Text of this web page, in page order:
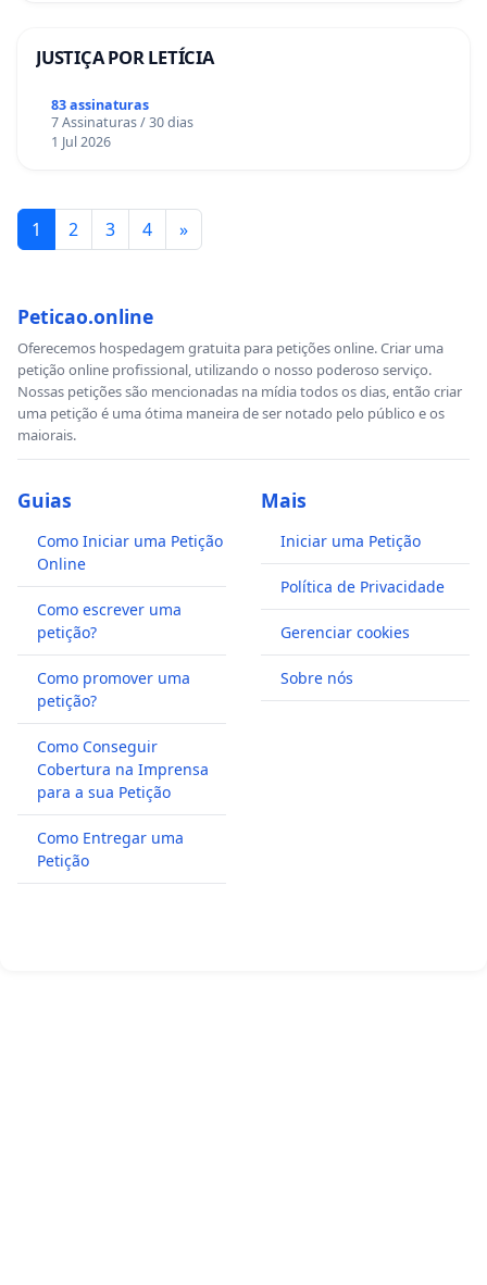
JUSTIÇA POR LETÍCIA
83 assinaturas
7 Assinaturas / 30 dias
1 Jul 2026
1 2 3 4 »
Peticao.online
Oferecemos hospedagem gratuita para petições online. Criar uma
petição online profissional, utilizando o nosso poderoso serviço.
Nossas petições são mencionadas na mídia todos os dias, então criar
uma petição é uma ótima maneira de ser notado pelo público e os
maiorais.
Guias
Como Iniciar uma Petição
Online
Como escrever uma
petição?
Como promover uma
petição?
Como Conseguir
Cobertura na Imprensa
para a sua Petição
Como Entregar uma
Petição
Mais
Iniciar uma Petição
Política de Privacidade
Gerenciar cookies
Sobre nós